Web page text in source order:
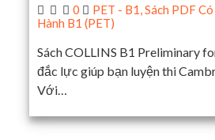
0 PET - B1,Sách PDF
Hành B1 (PET)
Sách COLLINS B1 Preliminary
đắc lực giúp bạn luyện thi
Với…